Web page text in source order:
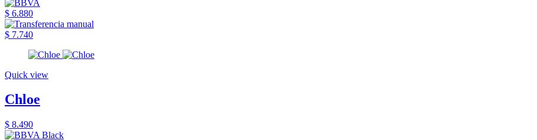
$ 6.880
$ 7.740
Quick view
Chloe
$ 8.490